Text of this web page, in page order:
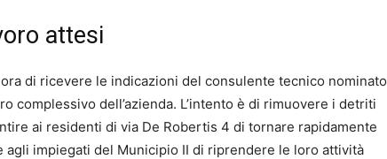
attesi
di ricevere le indicazioni del consulente tecnico nominato
complessivo dell’azienda. L’intento è di rimuovere i detriti
ai residenti di via De Robertis 4 di tornare rapidamente
impiegati del Municipio II di riprendere le loro attività